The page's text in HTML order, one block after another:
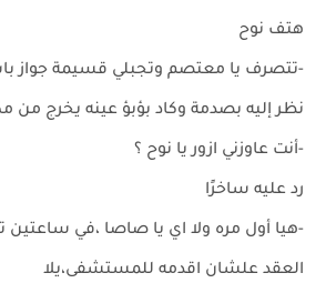
هتف نوح
-تتصرف يا معتصم وتجبلي قسيمة جواز
نظر إليه بصدمة وكاد بؤبؤ عينه يخرج من
-أنت عاوزني ازور يا نوح ؟
رد عليه ساخرًا
-هيا أول مره ولا اي يا صاصا ،في
العقد علشان اقدمه للمستشفى،يلا